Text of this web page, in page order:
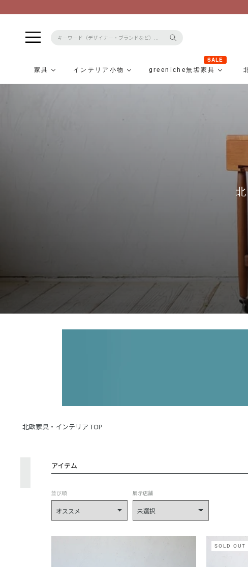
家具 インテリア小物 greeniche無垢家具
SALE
北欧家具・インテリア TOP
アイテム
並び順 展示店舗
SOLD OUT